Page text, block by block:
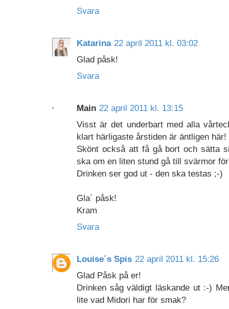
Svara
Katarina 22 april 2011 kl. 03:02
Glad påsk!
Svara
Main 22 april 2011 kl. 13:15
Visst är det underbart med alla
klart härligaste årstiden är äntligen här!
Skönt också att få gå bort och sätta
ska om en liten stund gå till svärmor
Drinken ser god ut - den ska testas ;-)
Gla´ påsk!
Kram
Svara
Louise´s Spis 22 april 2011 kl. 15:26
Glad Påsk på er!
Drinken såg väldigt läskande ut :-)
lite vad Midori har för smak?